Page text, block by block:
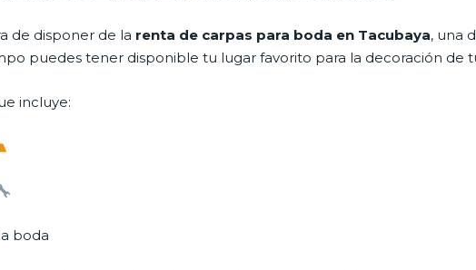
de disponer de la renta de carpas para boda en Tacubaya, una
puedes tener disponible tu lugar favorito para la decoración de
incluye:
boda